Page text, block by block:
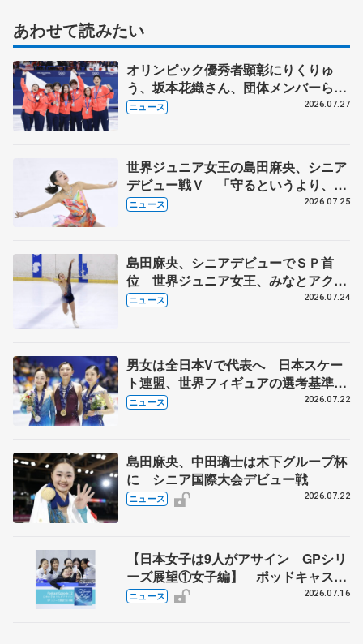
あわせて読みたい
オリンピック優秀者顕彰にりくりゅ
う、坂本花織さん、団体メンバーら
8月7日に文科省が表彰式、ブルーノ・
ニュース 2026.07.27
世界ジュニア女王の島田麻央、シニア
デビュー戦Ｖ 「守るというより、攻
める」気持ち、みなとアクルス杯
ニュース 2026.07.25
島田麻央、シニアデビューでＳＰ首
位 世界ジュニア女王、みなとアクル
ス杯
ニュース 2026.07.24
男女は全日本Vで代表へ 日本スケー
ト連盟、世界フィギュアの選考基準を
承認
ニュース 2026.07.22
島田麻央、中田璃士は木下グループ杯
に シニア国際大会デビュー戦
ニュース 2026.07.22
【日本女子は9人がアサイン GPシリ
ーズ展望①女子編】 ポッドキャスト
#72を配信
ニュース 2026.07.16